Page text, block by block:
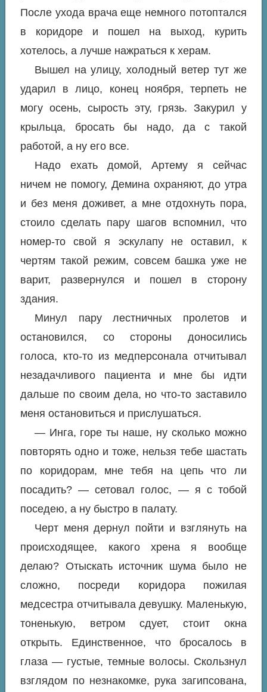
После ухода врача еще немного потоптался
в коридоре и пошел на выход, курить
хотелось, а лучше нажраться к херам.
Вышел на улицу, холодный ветер тут же
ударил в лицо, конец ноября, терпеть не
могу осень, сырость эту, грязь. Закурил у
крыльца, бросать бы надо, да с такой
работой, а ну его все.
Надо ехать домой, Артему я сейчас
ничем не помогу, Демина охраняют, до утра
и без меня доживет, а мне отдохнуть пора,
стоило сделать пару шагов вспомнил, что
номер-то свой я эскулапу не оставил, к
чертям такой режим, совсем башка уже не
варит, развернулся и пошел в сторону
здания.
Минул пару лестничных пролетов и
остановился, со стороны доносились
голоса, кто-то из медперсонала отчитывал
незадачливого пациента и мне бы идти
дальше по своим дела, но что-то заставило
меня остановиться и прислушаться.
— Инга, горе ты наше, ну сколько можно
повторять одно и тоже, нельзя тебе шастать
по коридорам, мне тебя на цепь что ли
посадить? — сетовал голос, — я с тобой
поседею, а ну быстро в палату.
Черт меня дернул пойти и взглянуть на
происходящее, какого хрена я вообще
делаю? Отыскать источник шума было не
сложно, посреди коридора пожилая
медсестра отчитывала девушку. Маленькую,
тоненькую, ветром сдует, стоит окна
открыть. Единственное, что бросалось в
глаза — густые, темные волосы. Скользнул
взглядом по незнакомке, рука загипсована,